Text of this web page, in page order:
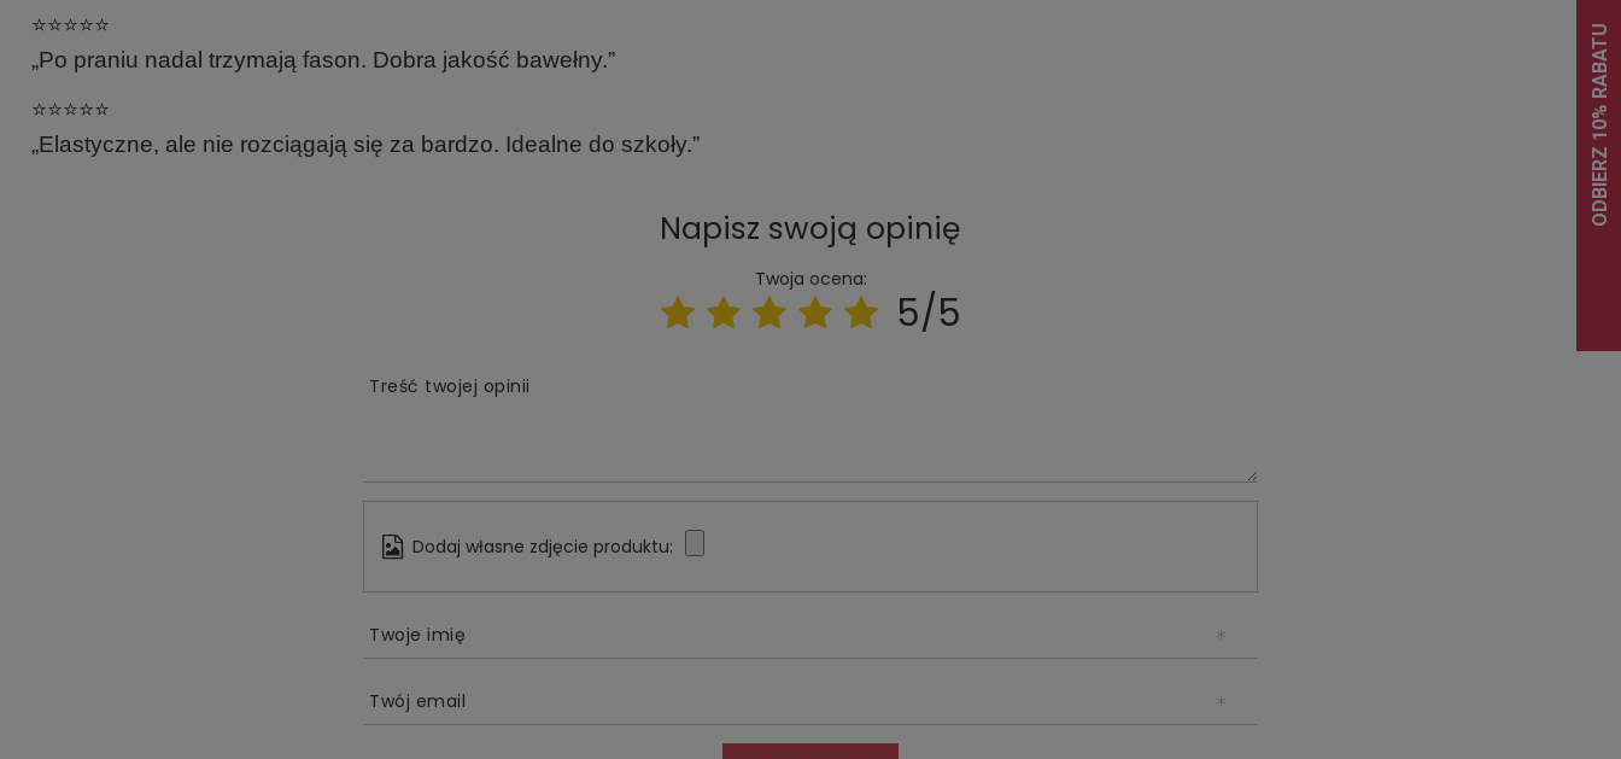
⭐️⭐️⭐️⭐️⭐️
„Po praniu nadal trzymają fason. Dobra jakość bawełny.”
⭐️⭐️⭐️⭐️⭐️
„Elastyczne, ale nie rozciągają się za bardzo. Idealne do szkoły.”
Napisz swoją opinię
Twoja ocena:
5/5
Treść twojej opinii
Dodaj własne zdjęcie produktu:
Twoje imię
Twój email